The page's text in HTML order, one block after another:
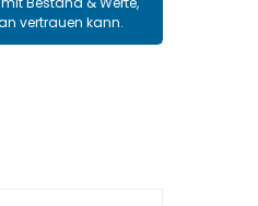
vertrauen kann.